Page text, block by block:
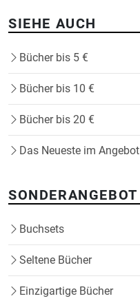
SIEHE AUCH
Bücher bis 5 €
Bücher bis 10 €
Bücher bis 20 €
Das Neueste im Angebot
SONDERANGEBOT
Buchsets
Seltene Bücher
Einzigartige Bücher